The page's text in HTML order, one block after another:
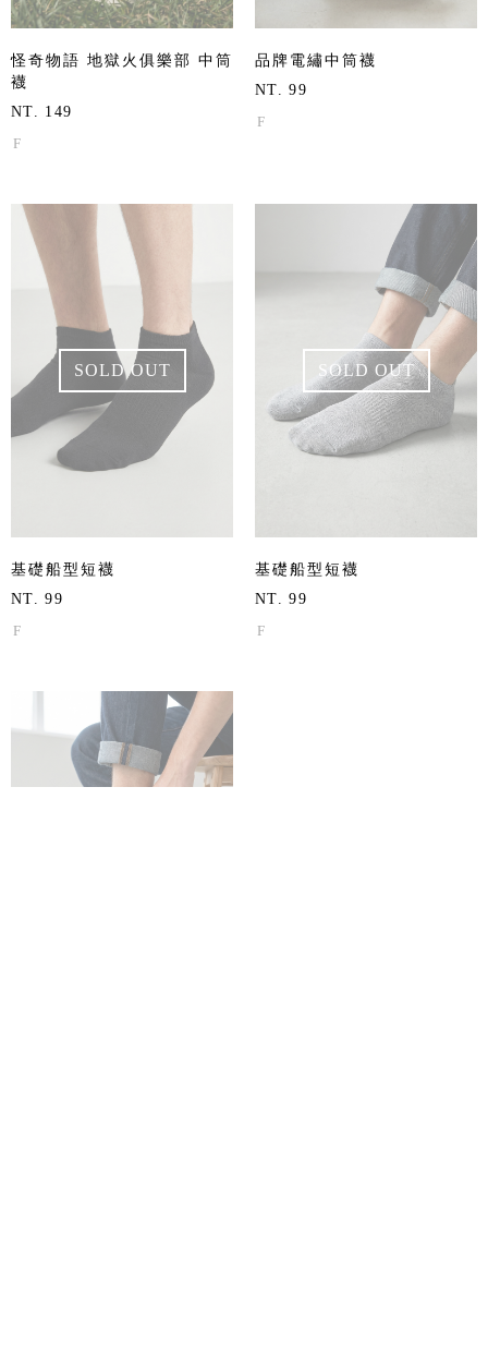
怪奇物語 地獄火俱樂部 中筒
襪
NT. 149
F
品牌電繡中筒襪
NT. 99
F
SOLD OUT
基礎船型短襪
NT. 99
F
SOLD OUT
基礎船型短襪
NT. 99
F